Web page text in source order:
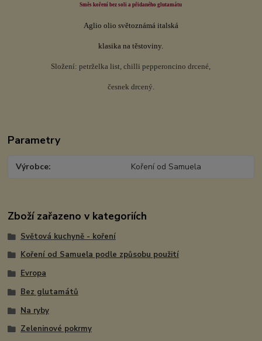
Směs koření bez soli a přidaného glutamátu
Aglio olio světoznámá italská
klasika na těstoviny.
Složení: petrželka list, chilli pepperoncino drcené,
česnek drcený.
Parametry
Výrobce Koření od Samuela
Zboží zařazeno v kategoriích
Světová kuchyně - koření
Koření od Samuela podle způsobu použití
Evropa
Bez glutamátů
Na ryby
Zeleninové pokrmy